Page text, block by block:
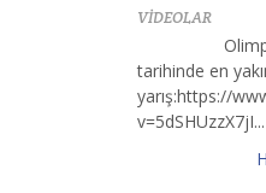
VİDEOLAR
tarihinde en
yarış:https://
v=5dSHUzzX7jI...